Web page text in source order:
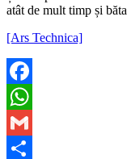
atât de mult timp și
[Ars Technica]
Facebook
WhatsApp
Gmail